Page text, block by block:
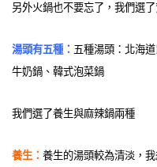
另外火鍋也不要忘了，我們選
湯頭有五種： 五種湯頭：北海
牛奶鍋、韓式泡菜鍋
我們選了養生與麻辣鍋兩種
養生： 養生的湯頭較為清淡，